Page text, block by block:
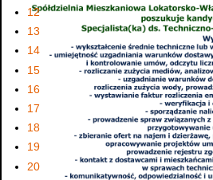
12
13
14
15
16
17
18
19
20